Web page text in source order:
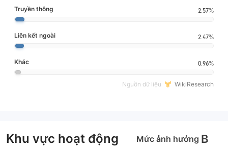
Truyền thông 2.57%
Liên kết ngoài 2.47%
Khác 0.96%
Nguồn dữ liệu WikiResearch
Khu vực hoạt động Mức ảnh hưởng B